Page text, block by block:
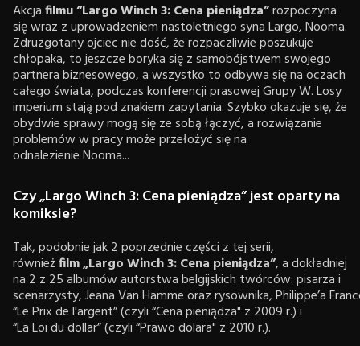
Akcjafilmu “Largo Winch 3: Cena pieniądza”rozpoczyna
się wraz z uprowadzeniem nastoletniego syna Largo, Nooma.
Zdruzgotany ojciec nie dość, że rozpaczliwie poszukuje
chłopaka, to jeszcze boryka się z samobójstwem swojego
partnera biznesowego, a wszystko to odbywa się na oczach
całego świata, podczas konferencji prasowej Grupy W. Losy
imperium stają pod znakiem zapytania. Szybko okazuje się, że
obydwie sprawy mogą się ze sobą łączyć, a rozwiązanie
problemów w pracy może przełożyć się na
odnalezienie Nooma...
Czy „Largo Winch 3: Cena pieniądza” jest oparty na
komiksie?
Tak, podobnie jak 2 poprzednie części z tej serii,
równieżfilm„Largo Winch 3: Cena pieniądza”, a dokładniej
na 2 z 25 albumów autorstwa belgijskich twórców: pisarza i
scenarzysty, Jeana Van Hamme oraz rysownika, Philippe’a
“Le Prix de l'argent” (czyli “Cena pieniądza" z 2009 r.) i
“La Loi du dollar” (czyli “Prawo dolara" z 2010 r.).